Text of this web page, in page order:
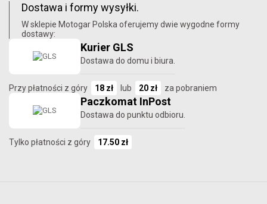
Dostawa i formy wysyłki.
W sklepie Motogar Polska oferujemy dwie wygodne formy
dostawy:
Kurier GLS
Dostawa do domu i biura.
Przy płatności z góry 18 zł lub 20 zł za pobraniem
Paczkomat InPost
Dostawa do punktu odbioru.
Tylko płatności z góry 17.50 zł